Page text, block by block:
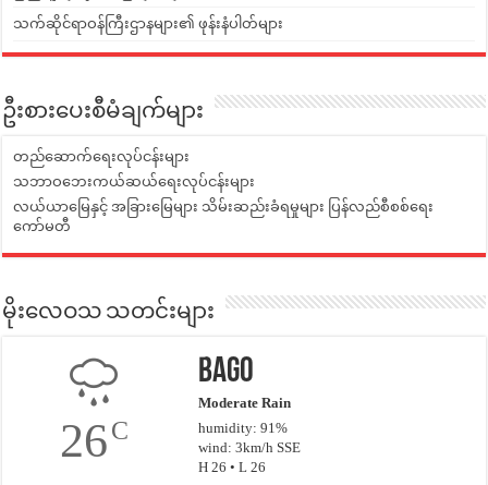
သက်ဆိုင်ရာဝန်ကြီးဌာနများ၏ ဖုန်းနံပါတ်များ
ဦးစားပေးစီမံချက်များ
တည်ဆောက်ရေးလုပ်ငန်းများ
သဘာဝဘေးကယ်ဆယ်ရေးလုပ်ငန်းများ
လယ်ယာမြေနှင့် အခြားမြေများ သိမ်းဆည်းခံရမှုများ ပြန်လည်စီစစ်ရေး
ကော်မတီ
မိုးလေဝသ သတင်းများ
26C
Bago
Moderate Rain
humidity: 91%
wind: 3km/h SSE
H 26 • L 26